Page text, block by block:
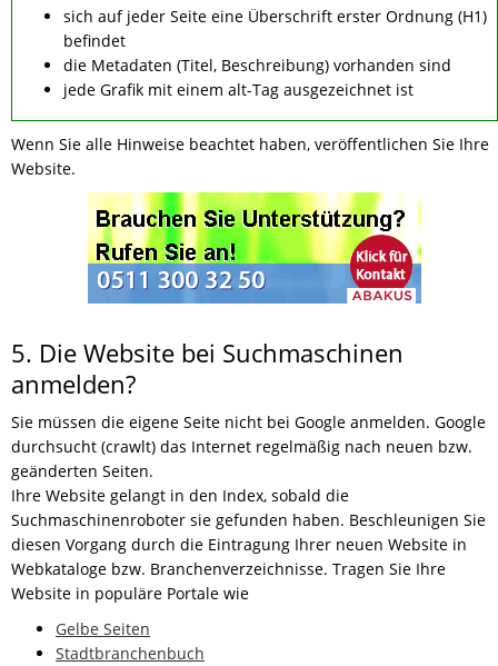
sich auf jeder Seite eine Überschrift erster Ordnung (H1)
befindet
die Metadaten (Titel, Beschreibung) vorhanden sind
jede Grafik mit einem alt-Tag ausgezeichnet ist
Wenn Sie alle Hinweise beachtet haben, veröffentlichen Sie Ihre
Website.
5. Die Website bei Suchmaschinen
anmelden?
Sie müssen die eigene Seite nicht bei Google anmelden. Google
durchsucht (crawlt) das Internet regelmäßig nach neuen bzw.
geänderten Seiten.
Ihre Website gelangt in den Index, sobald die
Suchmaschinenroboter sie gefunden haben. Beschleunigen Sie
diesen Vorgang durch die Eintragung Ihrer neuen Website in
Webkataloge bzw. Branchenverzeichnisse. Tragen Sie Ihre
Website in populäre Portale wie
Gelbe Seiten
Stadtbranchenbuch